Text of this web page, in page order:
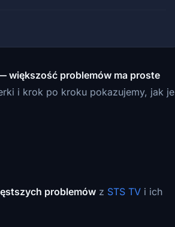
większość problemów ma proste
i krok po kroku pokazujemy, jak je
problemów z STS TV i ich